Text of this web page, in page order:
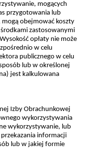
mogących
przygotowania lub
obejmować koszty
zastosowanymi
opłaty nie może
w celu
publicznego w celu
lub w określonej
jest kalkulowana
Izby Obrachunkowej
wykorzystywania
wykorzystywanie, lub
informacji
lub w jakiej formie